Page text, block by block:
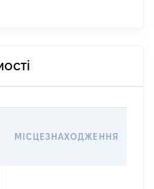
МІСЦЕЗНАХОДЖЕННЯ